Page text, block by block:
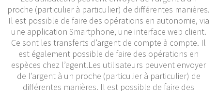
proche (particulier à particulier) de différentes manières.
Il est possible de faire des opérations en autonomie, via
une application Smartphone, une interface web client.
Ce sont les transferts d’argent de compte à compte. Il
est également possible de faire des opérations en
espèces chez l’agent.Les utilisateurs peuvent envoyer
de l’argent à un proche (particulier à particulier) de
différentes manières. Il est possible de faire des